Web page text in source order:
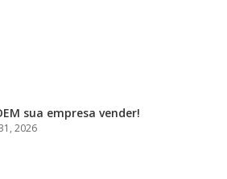
sua empresa vender!
2026